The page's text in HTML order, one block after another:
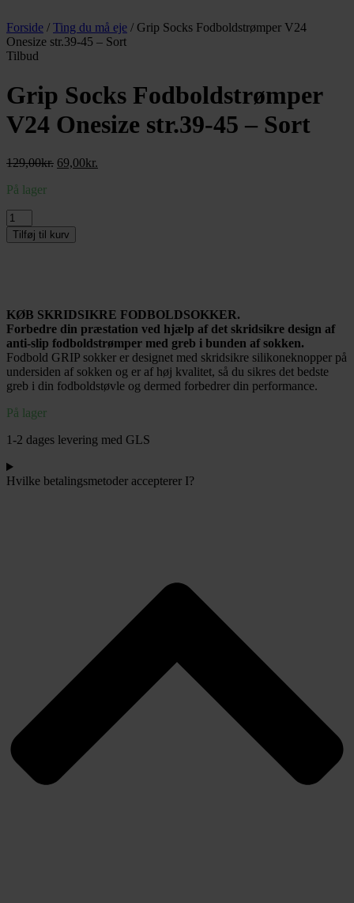
Forside / Ting du må eje / Grip Socks Fodboldstrømper V24
Onesize str.39-45 – Sort
Tilbud
Grip Socks Fodboldstrømper
V24 Onesize str.39-45 – Sort
129,00kr. Den
69,00kr.
På lager
Grip
Socks
Fodboldstrømper
-
Sort
antal
Tilføj til kurv
KØB SKRIDSIKRE FODBOLDSOKKER.
Forbedre din præstation ved hjælp af det skridsikre design af
anti-slip fodboldstrømper med greb i bunden af sokken.
Fodbold GRIP sokker er designet med skridsikre silikoneknopper på
undersiden af sokken og er af høj kvalitet, så du sikres det bedste
greb i din fodboldstøvle og dermed forbedrer din performance.
På lager
1-2 dages levering med GLS
Hvilke betalingsmetoder accepterer I?